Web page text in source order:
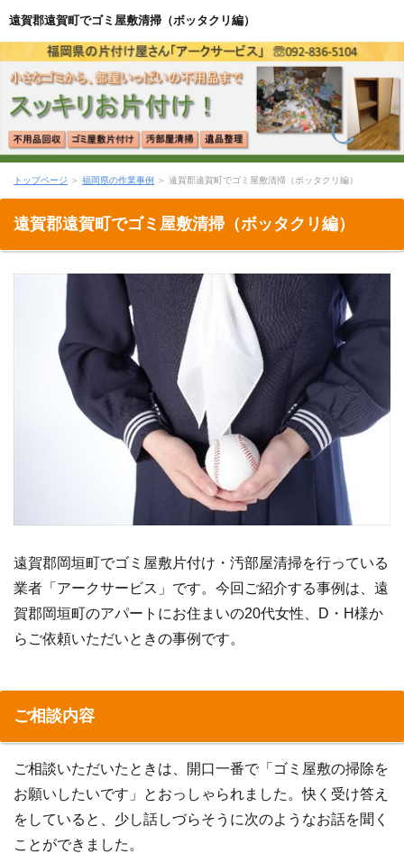
遠賀郡遠賀町でゴミ屋敷清掃（ボッタクリ編）
トップページ ＞ 福岡県の作業事例 ＞ 遠賀郡遠賀町でゴミ屋敷清掃（ボッタクリ編）
遠賀郡遠賀町でゴミ屋敷清掃（ボッタクリ編）
遠賀郡岡垣町でゴミ屋敷片付け・汚部屋清掃を行っている
業者「アークサービス」です。今回ご紹介する事例は、遠
賀郡岡垣町のアパートにお住まいの20代女性、D・H様か
らご依頼いただいときの事例です。
ご相談内容
ご相談いただいたときは、開口一番で「ゴミ屋敷の掃除を
お願いしたいです」とおっしゃられました。快く受け答え
をしていると、少し話しづらそうに次のようなお話を聞く
ことができました。